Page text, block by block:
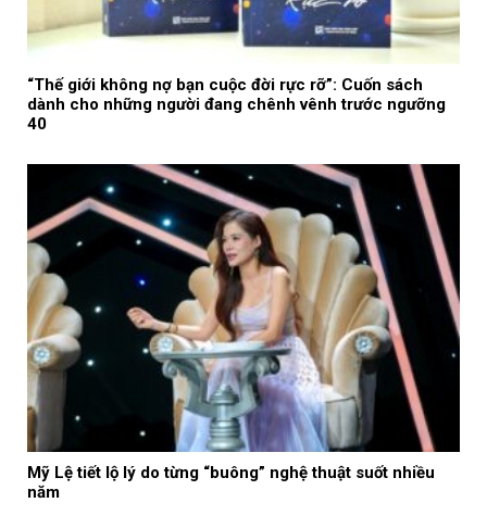
“Thế giới không nợ bạn cuộc đời rực rỡ”: Cuốn sách
dành cho những người đang chênh vênh trước ngưỡng
40
Mỹ Lệ tiết lộ lý do từng “buông” nghệ thuật suốt nhiều
năm